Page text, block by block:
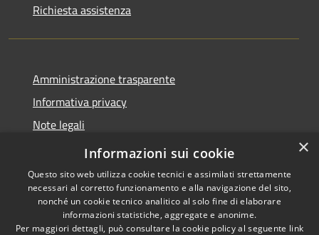
Richiesta assistenza
Amministrazione trasparente
Informativa privacy
Note legali
Dichiarazione di accessibilità
Copyright © 2026 • Comune di
×
Informazioni sui cookie
Questo sito web utilizza cookie tecnici e assimilati strettamente
necessari al corretto funzionamento e alla navigazione del sito,
nonché un cookie tecnico analitico al solo fine di elaborare
informazioni statistiche, aggregate e anonime.
Per maggiori dettagli, può consultare la cookie policy al seguente link